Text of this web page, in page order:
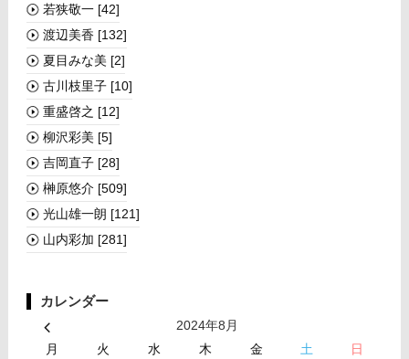
若狭敬一 [42]
渡辺美香 [132]
夏目みな美 [2]
古川枝里子 [10]
重盛啓之 [12]
柳沢彩美 [5]
吉岡直子 [28]
榊󠄀原悠介 [509]
光山雄一朗 [121]
山内彩加 [281]
カレンダー
2024年8月
月
火 水 木 金 土
日